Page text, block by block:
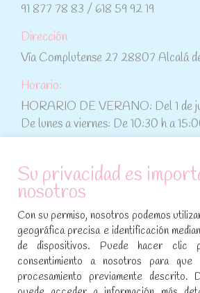
91 877 78 83 / 618 59 92 19
Dirección
Vía Complutense 27 28807 Alcalá
Horario:
HORARIO DE VERANO: Del 1 de
De lunes a viernes: De 10:30 h a
ATENCIÓN AL CLIENTE
Condiciones de compra
Aviso legal y política de privacidad
Política de cookies
Su privacidad es
nosotros
Con su permiso, nosotros podemos
geográfica precisa e identificación
de dispositivos. Puede hacer clic
consentimiento a nosotros para
procesamiento previamente descrito.